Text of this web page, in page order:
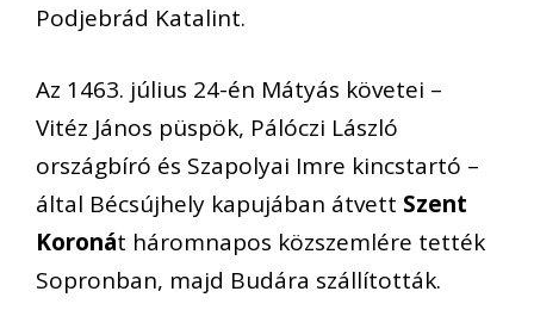
Podjebrád Katalint.
Az 1463. július 24-én Mátyás követei –
Vitéz János püspök, Pálóczi László
országbíró és Szapolyai Imre kincstartó –
által Bécsújhely kapujában átvett Szent
Koronát háromnapos közszemlére tették
Sopronban, majd Budára szállították.